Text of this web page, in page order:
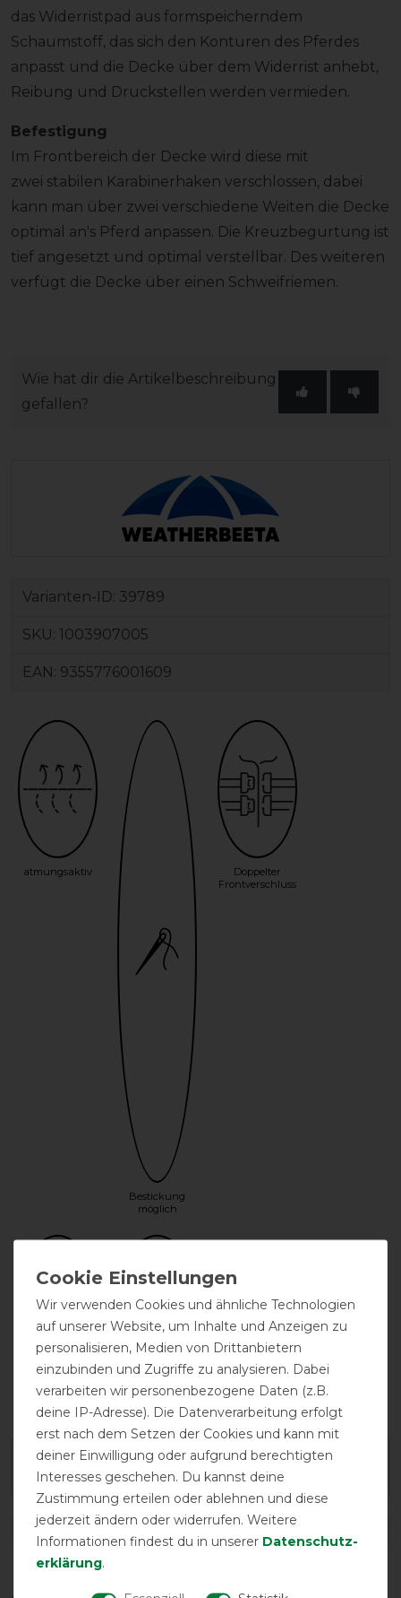
das Widerristpad aus formspeicherndem
Schaumstoff, das sich den Konturen des Pferdes
anpasst und die Decke über dem Widerrist anhebt,
Reibung und Druckstellen werden vermieden.
Befestigung
Im Frontbereich der Decke wird diese mit
zwei stabilen Karabinerhaken verschlossen, dabei
kann man über zwei verschiedene Weiten die Decke
optimal an's Pferd anpassen. Die Kreuzbegurtung ist
tief angesetzt und optimal verstellbar. Des weiteren
verfügt die Decke über einen Schweifriemen.
Wie hat dir die Artikelbeschreibung
gefallen?
Varianten-ID: 39789
SKU: 1003907005
EAN: 9355776001609
atmungsaktiv
Bestickung
möglich
Doppelter
Frontverschluss
festes Halsteil
Halsteil
inklusive
Geld-Zurück-Garantie
DETAILS ZUR PRODUKTSICHERHEIT
Wir verwenden Cookies und ähnliche Technologien
auf unserer Website, um Inhalte und Anzeigen zu
personalisieren, Medien von Drittanbietern
einzubinden und Zugriffe zu analysieren. Dabei
verarbeiten wir personenbezogene Daten (z.B.
deine IP-Adresse). Die Datenverarbeitung erfolgt
erst nach dem Setzen der Cookies und kann mit
deiner Einwilligung oder aufgrund berechtigten
Interesses geschehen. Du kannst deine
Zustimmung erteilen oder ablehnen und diese
jederzeit ändern oder widerrufen. Weitere
Informationen findest du in unserer Daten­schutz­
erklärung.